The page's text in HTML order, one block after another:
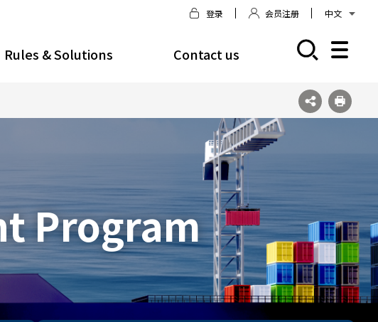
登录 会员注册 中文
Rules & Solutions Contact us
Program